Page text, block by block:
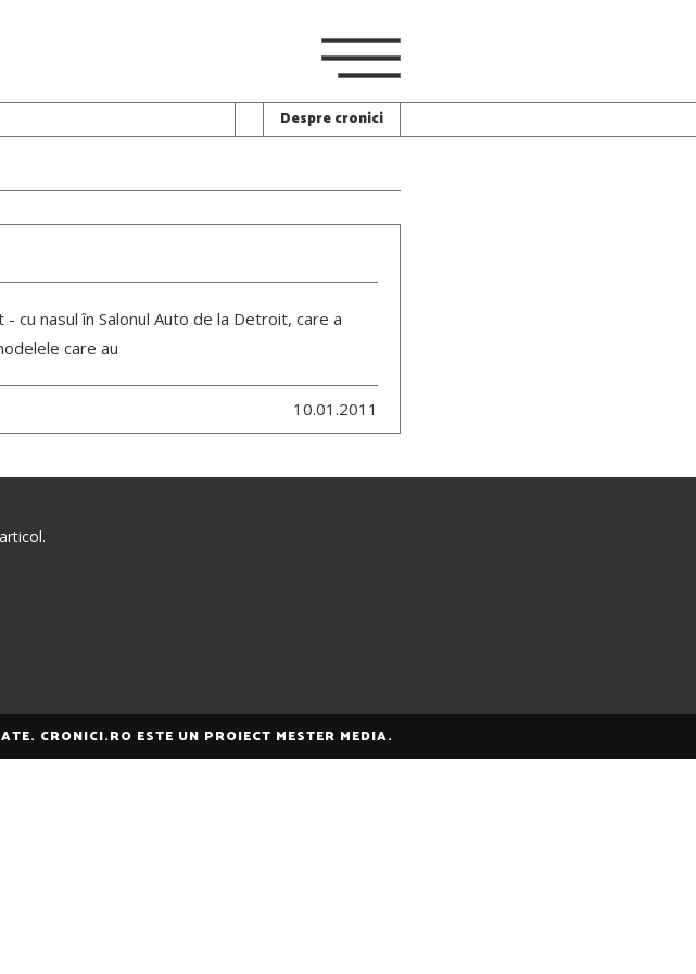
Despre cronici
cu nasul în Salonul Auto de la Detroit, care a
care au
10.01.2011
CRONICI.RO ESTE UN PROIECT MESTER MEDIA.